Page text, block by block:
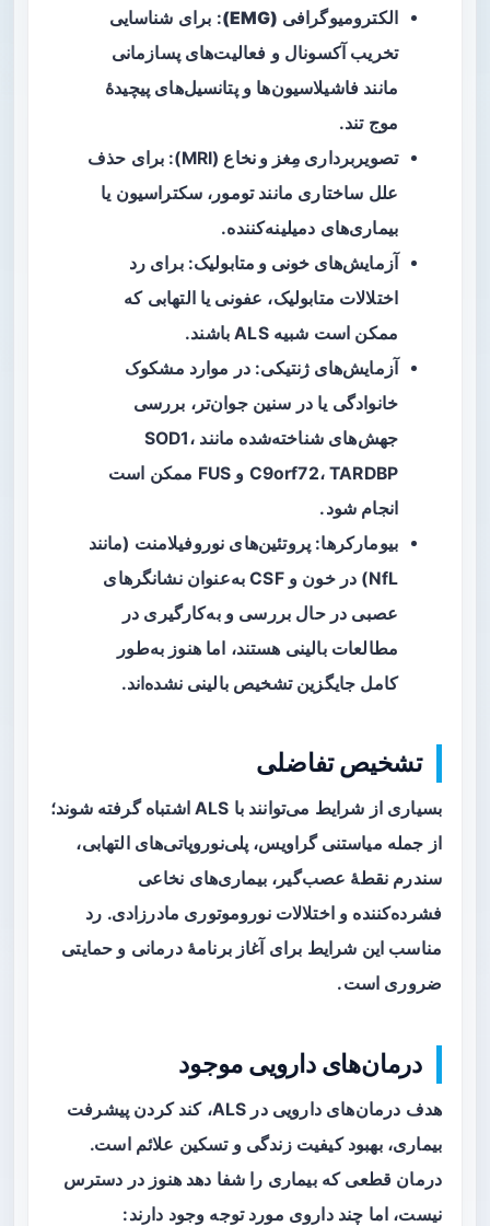
الکترومیوگرافی (EMG)
: برای شناسایی
تخریب آکسونال و فعالیت‌های پسازمانی
مانند فاشیلاسیون‌ها و پتانسیل‌های پیچیدهٔ
موج تند.
تصویربرداری مِغز و نخاع
(MRI): برای حذف
علل ساختاری مانند تومور، سکتراسیون یا
بیماری‌های دمیلینه‌کننده.
آزمایش‌های خونی و متابولیک: برای رد
اختلالات متابولیک، عفونی یا التهابی که
ممکن است شبیه ALS باشند.
آزمایش‌های ژنتیکی: در موارد مشکوک
خانوادگی یا در سنین جوان‌تر، بررسی
جهش‌های شناخته‌شده مانند SOD1،
C9orf72، TARDBP و FUS ممکن است
انجام شود.
بیومارکرها: پروتئین‌های نوروفیلامنت (مانند
NfL) در خون و CSF به‌عنوان نشانگرهای
عصبی در حال بررسی و به‌کارگیری در
مطالعات بالینی هستند، اما هنوز به‌طور
کامل جایگزین تشخیص بالینی نشده‌اند.
تشخیص تفاضلی
بسیاری از شرایط می‌توانند با ALS اشتباه گرفته شوند؛
از جمله میاستنی گراویس، پلی‌نوروپاتی‌های التهابی،
سندرم نقطهٔ عصب‌گیر، بیماری‌های نخاعی
فشرده‌کننده و اختلالات نوروموتوری مادرزادی. رد
مناسب این شرایط برای آغاز برنامهٔ درمانی و حمایتی
ضروری است.
درمان‌های دارویی موجود
هدف درمان‌های دارویی در ALS، کند کردن پیشرفت
بیماری، بهبود کیفیت زندگی و تسکین علائم است.
درمان قطعی که بیماری را شفا دهد هنوز در دسترس
نیست، اما چند داروی مورد توجه وجود دارند: